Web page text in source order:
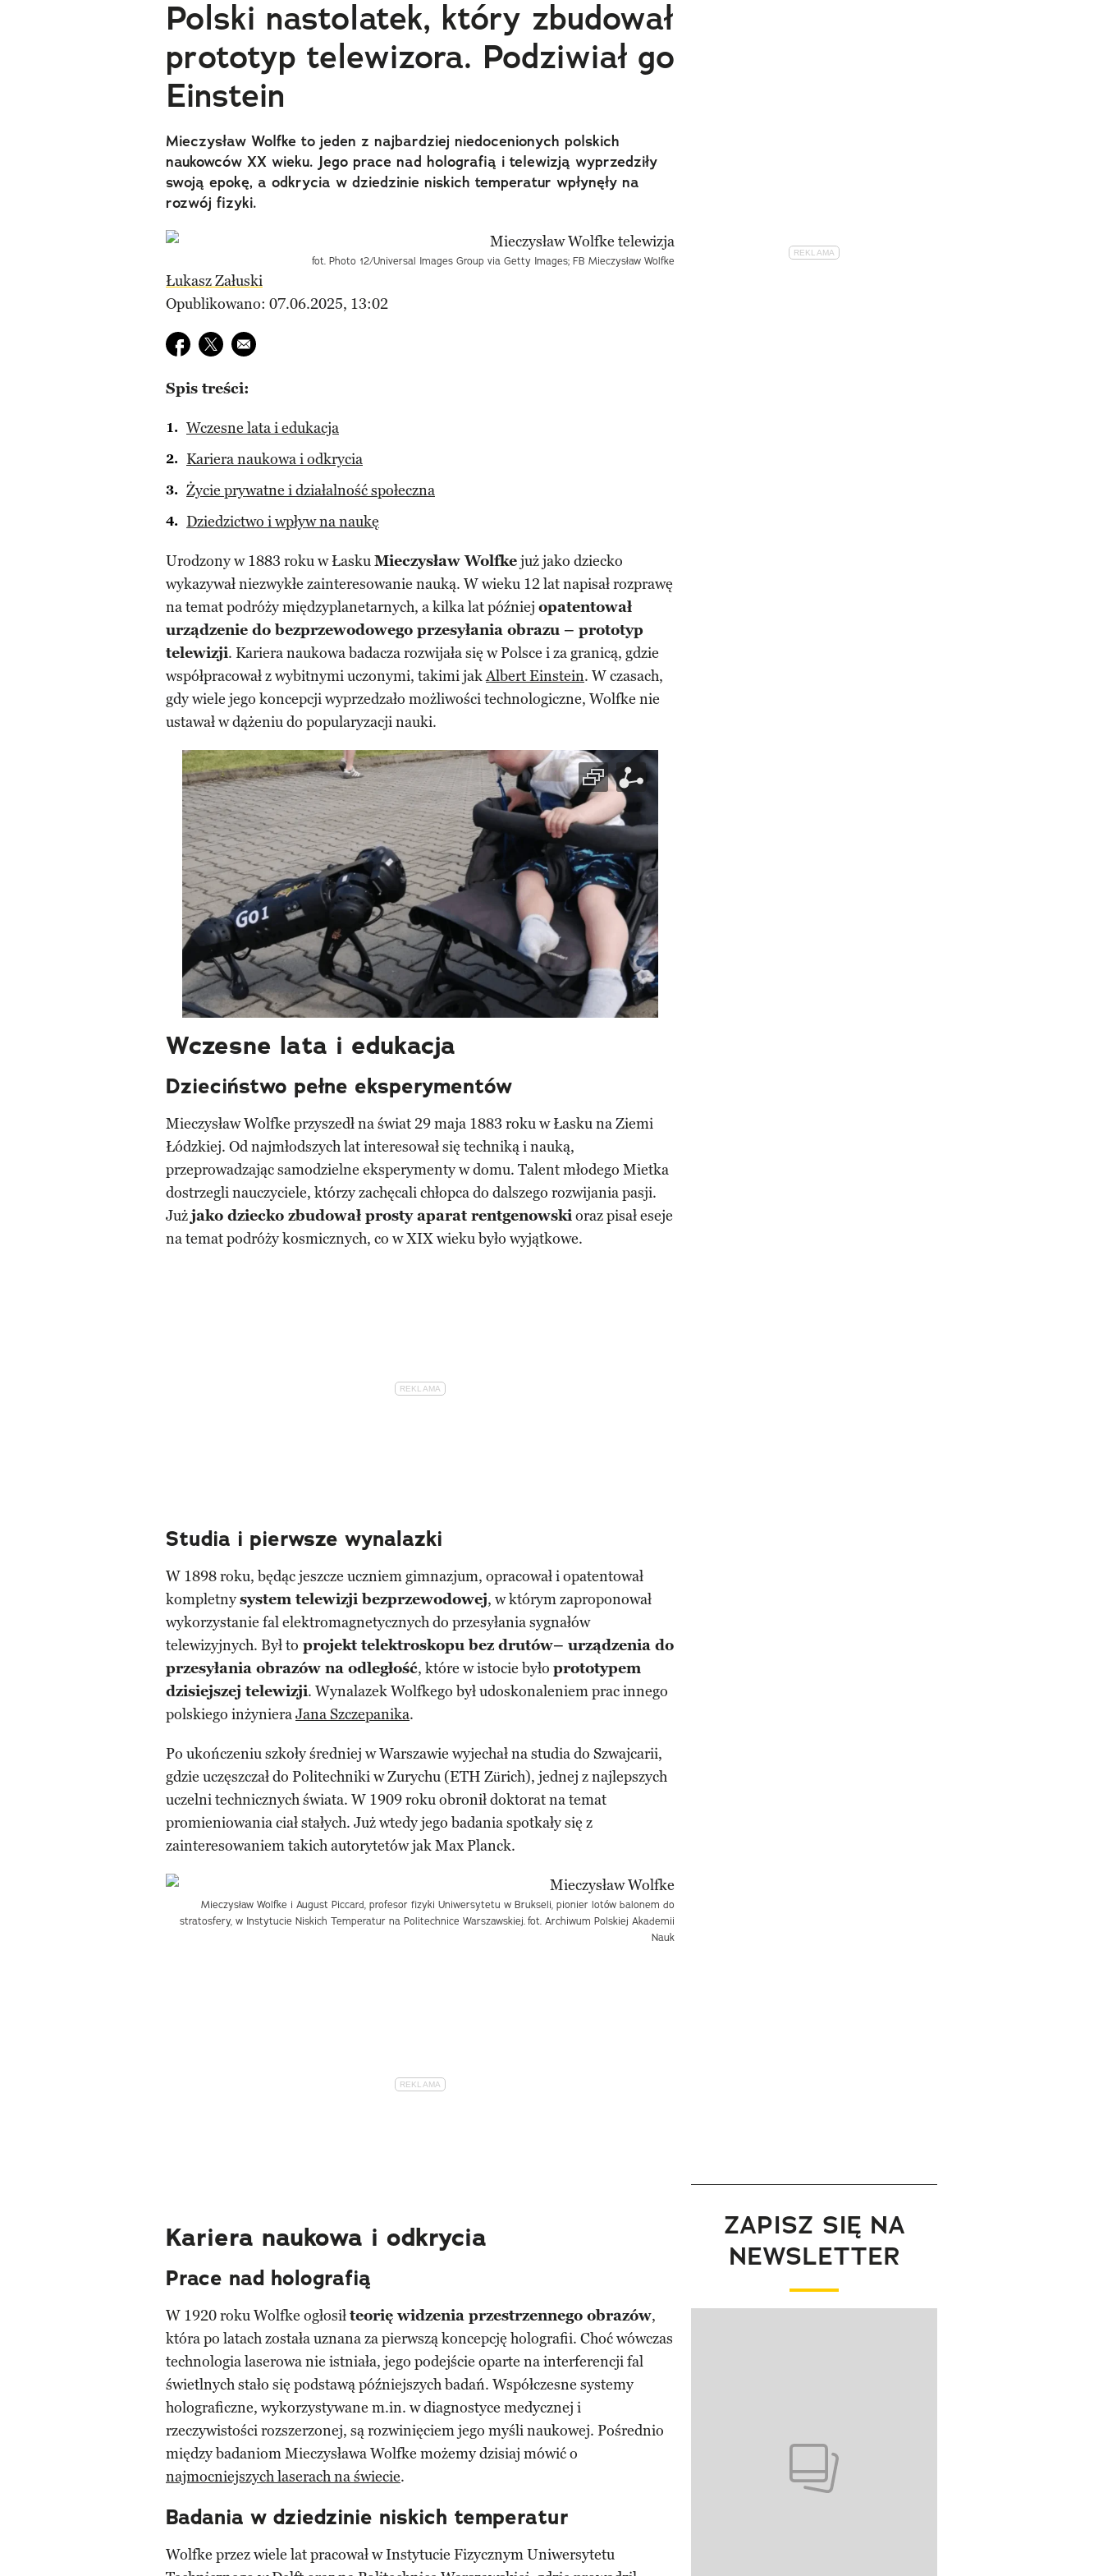
Polski nastolatek, który zbudował
prototyp telewizora. Podziwiał go
Einstein
Mieczysław Wolfke to jeden z najbardziej niedocenionych polskich
naukowców XX wieku. Jego prace nad holografią i telewizją wyprzedziły
swoją epokę, a odkrycia w dziedzinie niskich temperatur wpłynęły na
rozwój fizyki.
fot. Photo 12/Universal Images Group via Getty Images; FB Mieczysław Wolfke
Łukasz Załuski
Opublikowano: 07.06.2025, 13:02
Udostępnij na facebook
Udostępnij na twitter
E-mail do przyjaciela
Spis treści:
Wczesne lata i edukacja
Kariera naukowa i odkrycia
Życie prywatne i działalność społeczna
Dziedzictwo i wpływ na naukę
Urodzony w 1883 roku w ŁaskuMieczysław Wolfkejuż jako dziecko
wykazywał niezwykłe zainteresowanie nauką. W wieku 12 lat napisał rozprawę
na temat podróży międzyplanetarnych, a kilka lat później opatentował
urządzenie do bezprzewodowego przesyłania obrazu – prototyp
telewizji. Kariera naukowa badacza rozwijała się w Polsce i za granicą, gdzie
współpracował z wybitnymi uczonymi, takimi jakAlbert Einstein. W czasach,
gdy wiele jego koncepcji wyprzedzało możliwości technologiczne, Wolfke nie
ustawał w dążeniu do popularyzacji nauki.
Wczesne lata i edukacja
Dzieciństwo pełne eksperymentów
Mieczysław Wolfke przyszedł na świat 29 maja 1883 roku w Łasku na Ziemi
Łódzkiej. Od najmłodszych lat interesował się techniką i nauką,
przeprowadzając samodzielne eksperymenty w domu. Talent młodego Mietka
dostrzegli nauczyciele, którzy zachęcali chłopca do dalszego rozwijania pasji.
Jużjako dziecko zbudował prosty aparat rentgenowskioraz pisał eseje
na temat podróży kosmicznych, co w XIX wieku było wyjątkowe.
Studia i pierwsze wynalazki
W 1898 roku, będąc jeszcze uczniem gimnazjum, opracował i opatentował
kompletnysystem telewizji bezprzewodowej, w którym zaproponował
wykorzystanie fal elektromagnetycznych do przesyłania sygnałów
telewizyjnych. Był to projekt telektroskopu bez drutów– urządzenia do
przesyłania obrazów na odległość, które w istocie było prototypem
dzisiejszej telewizji. Wynalazek Wolfkego był udoskonaleniem prac innego
polskiego inżynieraJana Szczepanika.
Po ukończeniu szkoły średniej w Warszawie wyjechał na studia do Szwajcarii,
gdzie uczęszczał do Politechniki w Zurychu (ETH Zürich), jednej z najlepszych
uczelni technicznych świata. W 1909 roku obronił doktorat na temat
promieniowania ciał stałych. Już wtedy jego badania spotkały się z
zainteresowaniem takich autorytetów jak Max Planck.
Mieczysław Wolfke i August Piccard, profesor fizyki Uniwersytetu w Brukseli, pionier lotów balonem do
stratosfery, w Instytucie Niskich Temperatur na Politechnice Warszawskiej. fot. Archiwum Polskiej Akademii
Nauk
Kariera naukowa i odkrycia
Prace nad holografią
W 1920 roku Wolfke ogłosiłteorię widzenia przestrzennego obrazów,
która po latach została uznana za pierwszą koncepcję holografii. Choć wówczas
technologia laserowa nie istniała, jego podejście oparte na interferencji fal
świetlnych stało się podstawą późniejszych badań. Współczesne systemy
holograficzne, wykorzystywane m.in. w diagnostyce medycznej i
rzeczywistości rozszerzonej, są rozwinięciem jego myśli naukowej. Pośrednio
między badaniom Mieczysława Wolfke możemy dzisiaj mówić o
najmocniejszych laserach na świecie.
Badania w dziedzinie niskich temperatur
Wolfke przez wiele lat pracował w Instytucie Fizycznym Uniwersytetu
ZAPISZ SIĘ NA
NEWSLETTER